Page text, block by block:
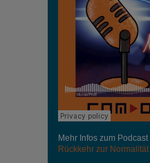
Mehr Infos zum Podcast
Rückkehr zur Normalität